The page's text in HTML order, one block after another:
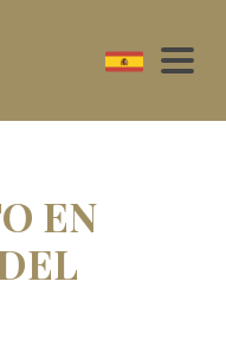
EN